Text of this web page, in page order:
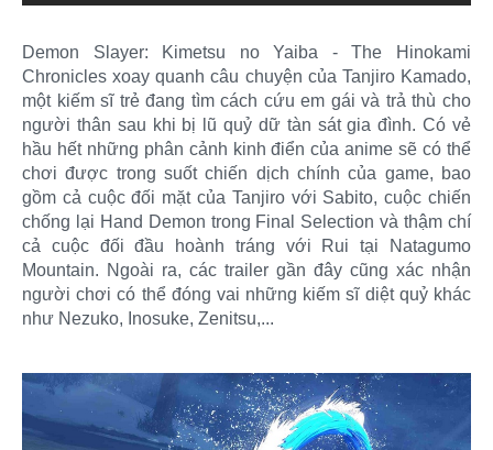
Demon Slayer: Kimetsu no Yaiba - The Hinokami
Chronicles xoay quanh câu chuyện của Tanjiro Kamado,
một kiếm sĩ trẻ đang tìm cách cứu em gái và trả thù cho
người thân sau khi bị lũ quỷ dữ tàn sát gia đình. Có vẻ
hầu hết những phân cảnh kinh điển của anime sẽ có thể
chơi được trong suốt chiến dịch chính của game, bao
gồm cả cuộc đối mặt của Tanjiro với Sabito, cuộc chiến
chống lại Hand Demon trong Final Selection và thậm chí
cả cuộc đối đầu hoành tráng với Rui tại Natagumo
Mountain. Ngoài ra, các trailer gần đây cũng xác nhận
người chơi có thể đóng vai những kiếm sĩ diệt quỷ khác
như Nezuko, Inosuke, Zenitsu,...